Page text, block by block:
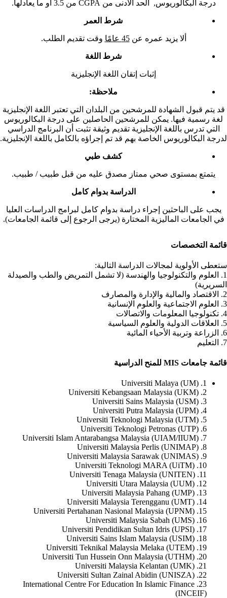
درجة البكالوريوس, الحد الأدنى من CGPA من 3.5 أو ما يعادلها.
شرط العمر
ألا يزيد عمره عن45 عامًا وقت تقديم الطلب.
شرط اللغة
إثبات إتقان اللغة الإنجليزية
ملاحظة:
قد يتم قبول الشهادة للمرشحين من البلدان التي تعتبر اللغة الإنجليزية
لغة رسمية فيها. يمكن للمرشحين الحاصلين على درجة البكالوريوس
التي تدرس باللغة الإنجليزية تقديم وثيقة تثبت أن البرنامج الدراسي
لدرجة البكالوريوس الخاصة بهم قد تم إجراؤه بالكامل باللغة الإنجليزية.
كشف طبي
يتمتع بمستوى صحي ممتاز مصدق عليه من قبل طبيب / طبيب.
الدراسة بدوام كامل
يجب على الباحثين إجراء دراسة بدوام كامل لبرامج الدراسات العليا
في الجامعات الماليزية المختارة (يرجى الرجوع إلى قائمة الجامعات).
قائمة التخصصات
ستعطى الأولوية لمجالات الدراسة التالية:
1. العلوم والتكنولوجيا والهندسة (لا تشمل التمريض والطب والصيدلة
السريرية)
2. الاقتصاد والمالية والإدارة والمصارف
3. العلوم الاجتماعية والعلوم الإنسانية
4. تكنولوجيا المعلومات والاتصالات
5. العلاقات الدولية والعلوم السياسية
6. الزراعة وتربية الأحياء المائية
7. التعليم
قائمة جامعات MIS للمنح الدراسية
1. Universiti Malaya (UM)
2. Universiti Kebangsaan Malaysia (UKM)
3. Universiti Sains Malaysia (USM)
4. Universiti Putra Malaysia (UPM)
5. Universiti Teknologi Malaysia (UTM)
6. Universiti Teknologi Petronas (UTP)
7. Universiti Islam Antarabangsa Malaysia (UIAM/IIUM)
8. Universiti Malaysia Perlis (UNIMAP)
9. Universiti Malaysia Sarawak (UNIMAS)
10. Universiti Teknologi MARA (UiTM)
11. Universiti Tenaga Malaysia (UNITEN)
12. Universiti Utara Malaysia (UUM)
13. Universiti Malaysia Pahang (UMP)
14. Universiti Malaysia Terengganu (UMT)
15. Universiti Pertahanan Nasional Malaysia (UPNM)
16. Universiti Malaysia Sabah (UMS)
17. Universiti Pendidikan Sultan Idris (UPSI)
18. Universiti Sains Islam Malaysia (USIM)
19. Universiti Teknikal Malaysia Melaka (UTEM)
20. Universiti Tun Hussein Onn Malaysia (UTHM)
21. Universiti Malaysia Kelantan (UMK)
22. Universiti Sultan Zainal Abidin (UNISZA)
23. International Centre For Education In Islamic Finance
(INCEIF)